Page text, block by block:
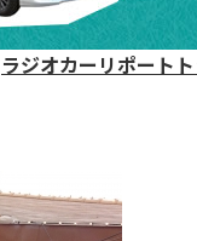
ラジオカーリポート